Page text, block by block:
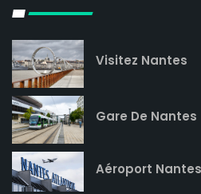
Visitez Nantes
Gare De Nantes
Aéroport